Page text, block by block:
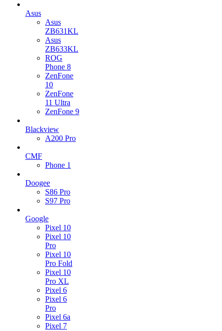
Asus
Asus
ZB631KL
Asus
ZB633KL
ROG
Phone 8
ZenFone
10
ZenFone
11 Ultra
ZenFone 9
Blackview
A200 Pro
CMF
Phone 1
Doogee
S86 Pro
S97 Pro
Google
Pixel 10
Pixel 10
Pro
Pixel 10
Pro Fold
Pixel 10
Pro XL
Pixel 6
Pixel 6
Pro
Pixel 6a
Pixel 7